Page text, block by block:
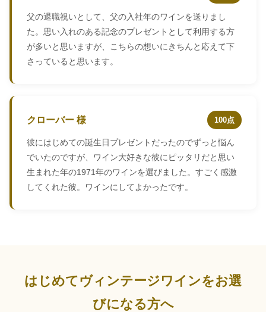
父の退職祝いとして、父の入社年のワインを送りまし
た。思い入れのある記念のプレゼントとして利用する方
が多いと思いますが、こちらの想いにきちんと応えて下
さっていると思います。
クローバー 様 100点
彼にはじめての誕生日プレゼントだったのでずっと悩ん
でいたのですが、ワイン大好きな彼にピッタリだと思い
生まれた年の1971年のワインを選びました。すごく感激
してくれた彼。ワインにしてよかったです。
はじめてヴィンテージワインをお選
びになる方へ